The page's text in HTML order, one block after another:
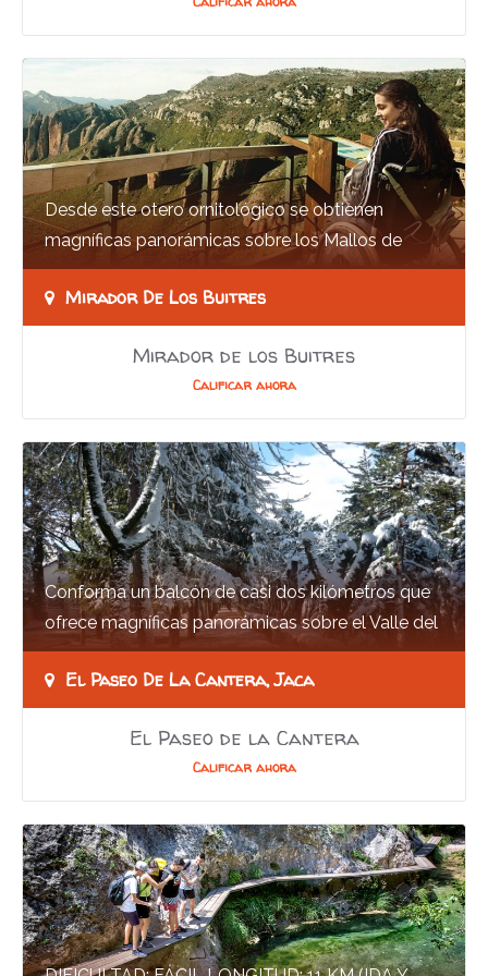
Desde este otero ornitológico se obtienen
magníficas panorámicas sobre los Mallos de
Riglos. Tras cruzar la localidad de
Sarsamarcuello…
Mirador De Los Buitres
Mirador de los Buitres
Calificar ahora
Conforma un balcón de casi dos kilómetros que
ofrece magníficas panorámicas sobre el Valle del
Río Aragón. Se puede realizar con carrito de…
El Paseo De La Cantera, Jaca
El Paseo de la Cantera
Calificar ahora